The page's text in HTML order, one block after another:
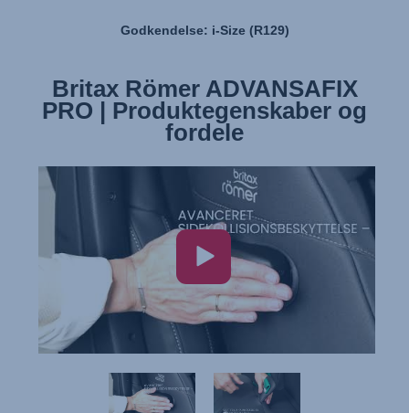
Godkendelse: i-Size (R129)
Britax Römer ADVANSAFIX
PRO | Produktegenskaber og
fordele
Britax Römer ADVANSAFIX
PRO | Montering af autostolen